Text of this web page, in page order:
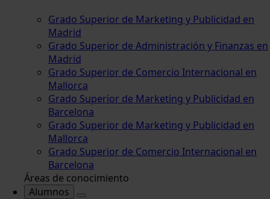
Grado Superior de Marketing y Publicidad en
Madrid
Grado Superior de Administración y Finanzas en
Madrid
Grado Superior de Comercio Internacional en
Mallorca
Grado Superior de Marketing y Publicidad en
Barcelona
Grado Superior de Marketing y Publicidad en
Mallorca
Grado Superior de Comercio Internacional en
Barcelona
Áreas de conocimiento
Alumnos